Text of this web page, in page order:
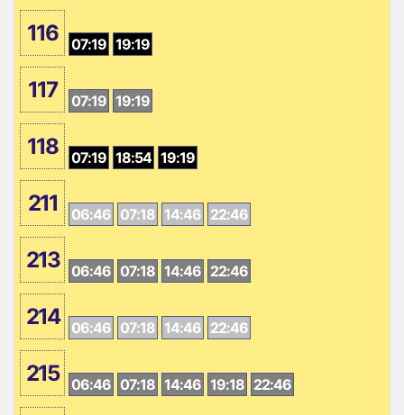
116 07:19 19:19
117 07:19 19:19
118 07:19 18:54 19:19
211 06:46 07:18 14:46 22:46
213 06:46 07:18 14:46 22:46
214 06:46 07:18 14:46 22:46
215 06:46 07:18 14:46 19:18 22:46